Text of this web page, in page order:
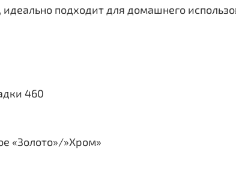
подходит для домашнего
460
«Золото»/»Хром»